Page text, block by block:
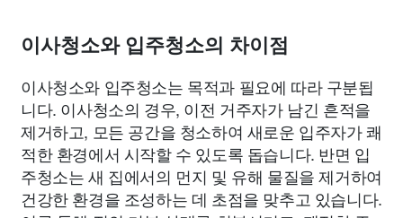
이사청소와 입주청소의 차이점
이사청소와 입주청소는 목적과 필요에 따라 구분됩
니다. 이사청소의 경우, 이전 거주자가 남긴 흔적을
제거하고, 모든 공간을 청소하여 새로운 입주자가 쾌
적한 환경에서 시작할 수 있도록 돕습니다. 반면 입
주청소는 새 집에서의 먼지 및 유해 물질을 제거하여
건강한 환경을 조성하는 데 초점을 맞추고 있습니다.